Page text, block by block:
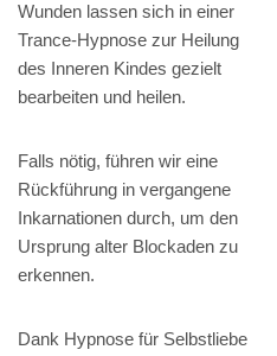
Wunden lassen sich in einer
Trance-Hypnose zur Heilung
des Inneren Kindes gezielt
bearbeiten und heilen.
Falls nötig, führen wir eine
Rückführung in vergangene
Inkarnationen durch, um den
Ursprung alter Blockaden zu
erkennen.
Dank Hypnose für Selbstliebe